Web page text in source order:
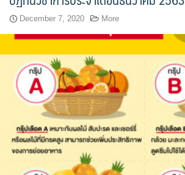
หลักสูตรอบรมฟรี (Reskill Upskill)
อาหารเพื่อสุขภาพ ดีต่อกายและใจ
อาหารไทยรสเลิศ
เรียนรู้เทคนิคอาหารนานาชาติ
เลือกหลักสูตร
December 7, 2020 More